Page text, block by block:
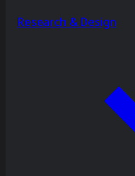
Research & Design